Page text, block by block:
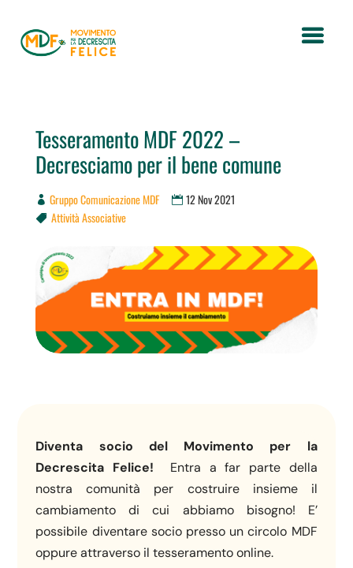
Tesseramento MDF 2022 –
Decresciamo per il bene comune
Gruppo Comunicazione MDF 12 Nov 2021
 Attività Associative
Diventa socio del Movimento per la
Decrescita Felice! Entra a far parte della
nostra comunità per costruire insieme il
cambiamento di cui abbiamo bisogno! E’
possibile diventare socio presso un circolo MDF
oppure attraverso il tesseramento online.